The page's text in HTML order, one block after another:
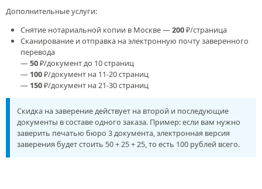
Дополнительные услуги:
Снятие нотариальной копии в Москве —200₽/страница
Сканирование и отправка на электронную почту заверенного
перевода
—50₽/документ до 10 страниц
— 100₽/документ на 11-20 страниц
— 150₽/документ на 21-30 страниц
Скидка на заверение действует на второй и последующие
документы в составе одного заказа. Пример: если вам нужно
заверить печатью бюро 3 документа, электронная версия
заверения будет стоить 50 + 25 + 25, то есть 100 рублей всего.